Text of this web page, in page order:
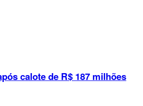
calote de R$ 187 milhões